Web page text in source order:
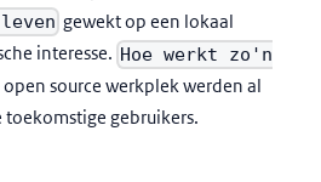
gewekt op een lokaal
interesse. Hoe werkt zo'n
source werkplek werden al
gebruikers.